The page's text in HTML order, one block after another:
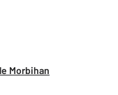
Morbihan